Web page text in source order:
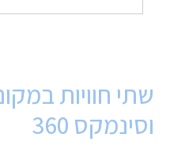
שתי חוויות
וסינמקס 360